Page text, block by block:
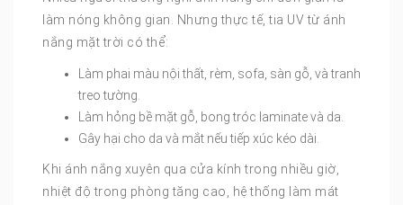
làm nóng không gian. Nhưng thực tế, tia UV từ ánh
nắng mặt trời có thể:
Làm phai màu nội thất, rèm, sofa, sàn gỗ, và tranh
treo tường.
Làm hỏng bề mặt gỗ, bong tróc laminate và da.
Gây hại cho da và mắt nếu tiếp xúc kéo dài.
Khi ánh nắng xuyên qua cửa kính trong nhiều giờ,
nhiệt độ trong phòng tăng cao, hệ thống làm mát